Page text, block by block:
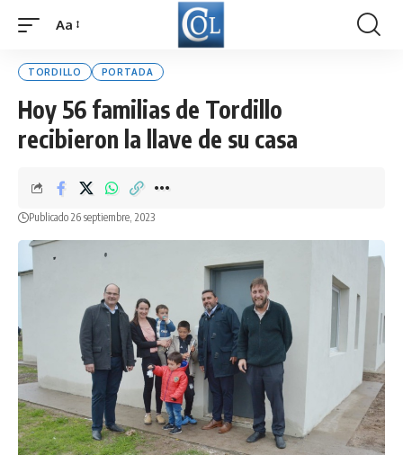
Font
Aa
TORDILLO PORTADA
Hoy 56 familias de Tordillo
recibieron la llave de su casa
Publicado 26 septiembre, 2023